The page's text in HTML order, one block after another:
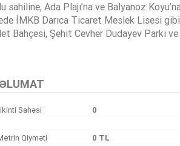
sahiline, Ada Plajı’na ve Balyanoz
İMKB Darıca Ticaret Meslek Lisesi
Bahçesi, Şehit Cevher Dudayev Parkı
Sahəsi 0
Qiyməti
0 TL